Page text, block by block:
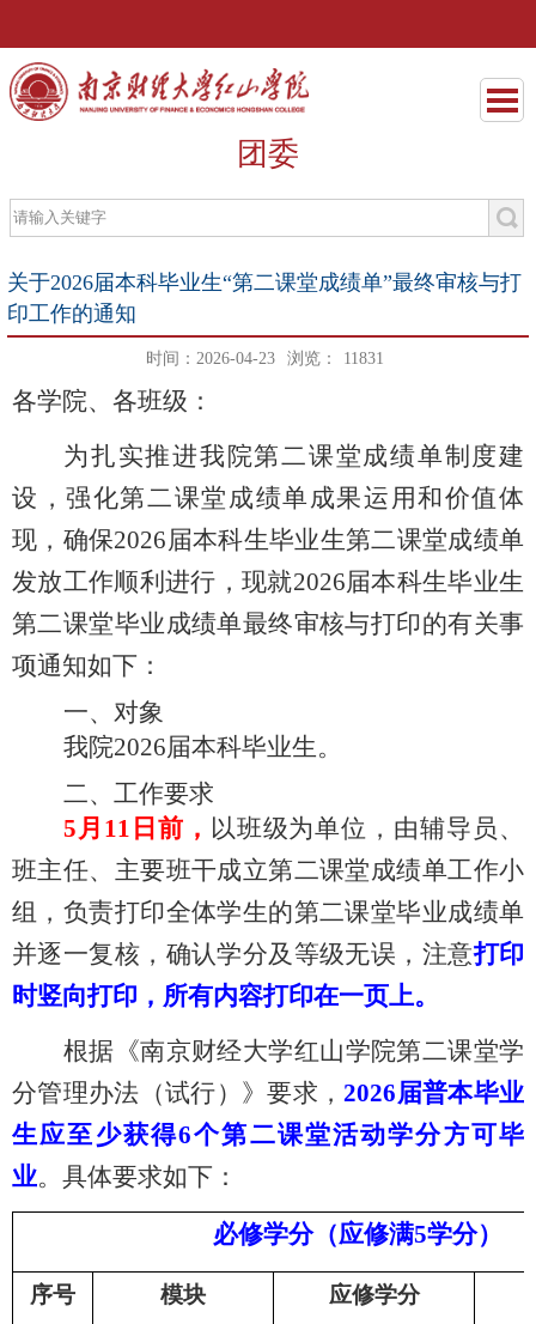
团委
关于2026届本科毕业生“第二课堂成绩单”最终审核与打
印工作的通知
时间：2026-04-23 浏览： 11831
各学院、各班级：
为扎实推进我院第二课堂成绩单制度建
设，强化第二课堂成绩单成果运用和价值体
现，确保2026届本科生毕业生第二课堂成绩单
发放工作顺利进行，现就2026届本科生毕业生
第二课堂毕业成绩单最终审核与打印的有关事
项通知如下：
一、对象
我院2026届本科毕业生。
二、工作要求
5月11日前， 以班级为单位，由辅导员、
班主任、主要班干成立第二课堂成绩单工作小
组，负责打印全体学生的第二课堂毕业成绩单
并逐一复核，确认学分及等级无误，注意打印
时竖向打印，所有内容打印在一页上。
根据《南京财经大学红山学院第二课堂学
分管理办法（试行）》要求，2026届普本毕业
生应至少获得6个第二课堂活动学分方可毕
业。具体要求如下：
必修学分（应修满5学分）
序号 模块 应修学分